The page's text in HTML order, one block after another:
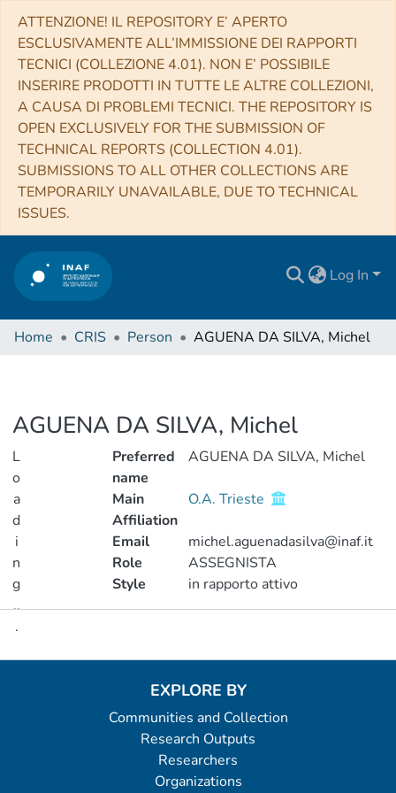
ATTENZIONE! IL REPOSITORY E’ APERTO
ESCLUSIVAMENTE ALL’IMMISSIONE DEI RAPPORTI
TECNICI (COLLEZIONE 4.01). NON E’ POSSIBILE
INSERIRE PRODOTTI IN TUTTE LE ALTRE COLLEZIONI,
A CAUSA DI PROBLEMI TECNICI. THE REPOSITORY IS
OPEN EXCLUSIVELY FOR THE SUBMISSION OF
TECHNICAL REPORTS (COLLECTION 4.01).
SUBMISSIONS TO ALL OTHER COLLECTIONS ARE
TEMPORARILY UNAVAILABLE, DUE TO TECHNICAL
ISSUES.
Log In
Home CRIS Person AGUENA DA SILVA, Michel
AGUENA DA SILVA, Michel
L
o
a
d
i
n
g
..
.
Loading...
Preferred
name
AGUENA DA SILVA, Michel
Main
Affiliation
O.A. Trieste
Email
michel.aguenadasilva@inaf.it
Role
ASSEGNISTA
Style
in rapporto attivo
EXPLORE BY
Communities and Collection
Research Outputs
Researchers
Organizations